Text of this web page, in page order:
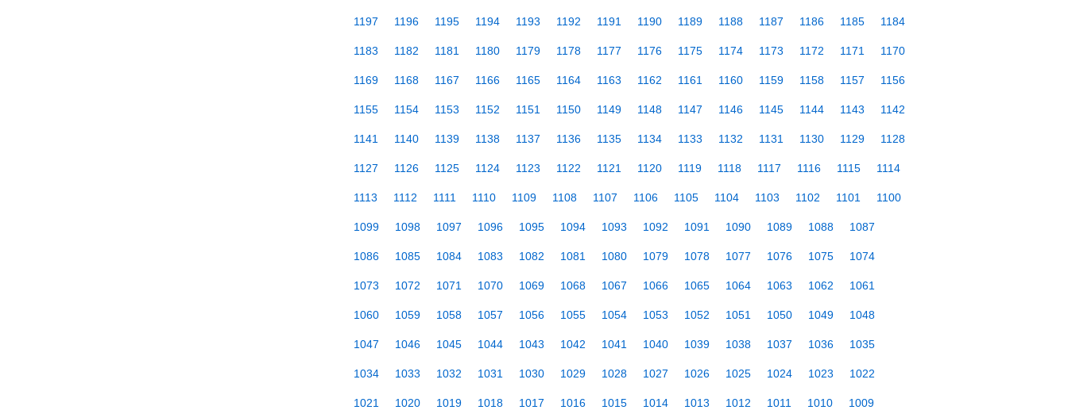
1197 1196 1195 1194 1193 1192 1191 1190 1189 1188 1187 1186 1185 1184
1183 1182 1181 1180 1179 1178 1177 1176 1175 1174 1173 1172 1171 1170
1169 1168 1167 1166 1165 1164 1163 1162 1161 1160 1159 1158 1157 1156
1155 1154 1153 1152 1151 1150 1149 1148 1147 1146 1145 1144 1143 1142
1141 1140 1139 1138 1137 1136 1135 1134 1133 1132 1131 1130 1129 1128
1127 1126 1125 1124 1123 1122 1121 1120 1119 1118 1117 1116 1115 1114
1113 1112 1111 1110 1109 1108 1107 1106 1105 1104 1103 1102 1101 1100
1099 1098 1097 1096 1095 1094 1093 1092 1091 1090 1089 1088 1087
1086 1085 1084 1083 1082 1081 1080 1079 1078 1077 1076 1075 1074
1073 1072 1071 1070 1069 1068 1067 1066 1065 1064 1063 1062 1061
1060 1059 1058 1057 1056 1055 1054 1053 1052 1051 1050 1049 1048
1047 1046 1045 1044 1043 1042 1041 1040 1039 1038 1037 1036 1035
1034 1033 1032 1031 1030 1029 1028 1027 1026 1025 1024 1023 1022
1021 1020 1019 1018 1017 1016 1015 1014 1013 1012 1011 1010 1009